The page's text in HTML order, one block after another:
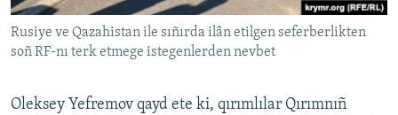
Rusiye ve Qazahistan ile sıñırda ilân etilgen seferberlikten
soñ RF-nı terk etmege istegenlerden nevbet
Oleksey Yefremov qayd ete ki, qırımlılar Qırımnıñ